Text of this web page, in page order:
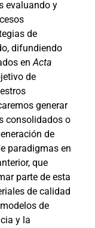
evaluando y
de
difundiendo
enActa
de
generar
consolidados o
de
paradigmas en
que
parte de esta
de calidad
de
y la